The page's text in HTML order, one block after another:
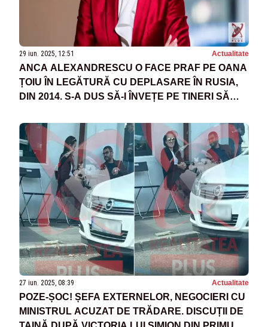
29 iun. 2025, 12:51 Actualitate
ANCA ALEXANDRESCU O FACE PRAF PE OANA
ȚOIU ÎN LEGĂTURĂ CU DEPLASARE ÎN RUSIA,
DIN 2014. S-A DUS SĂ-I ÎNVEȚE PE TINERI SĂ
27 iun. 2025, 08:39 Actualitate
POZE-ȘOC! ȘEFA EXTERNELOR, NEGOCIERI CU
MINISTRUL ACUZAT DE TRĂDARE. DISCUȚII DE